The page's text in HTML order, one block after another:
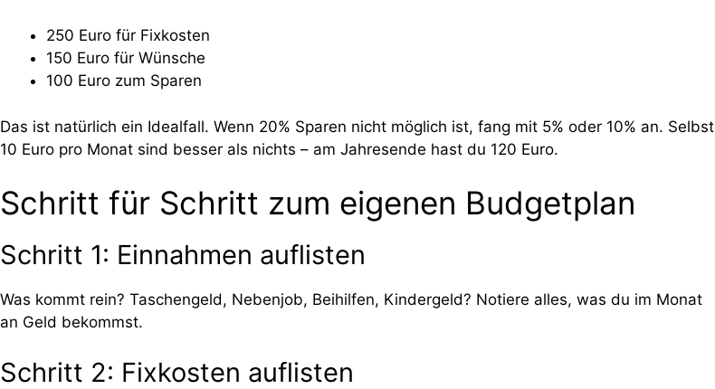
250 Euro für Fixkosten
150 Euro für Wünsche
100 Euro zum Sparen
Das ist natürlich ein Idealfall. Wenn 20% Sparen nicht möglich ist, fang mit 5% oder 10% an. Selbst
10 Euro pro Monat sind besser als nichts – am Jahresende hast du 120 Euro.
Schritt für Schritt zum eigenen Budgetplan
Schritt 1: Einnahmen auflisten
Was kommt rein? Taschengeld, Nebenjob, Beihilfen, Kindergeld? Notiere alles, was du im Monat
an Geld bekommst.
Schritt 2: Fixkosten auflisten